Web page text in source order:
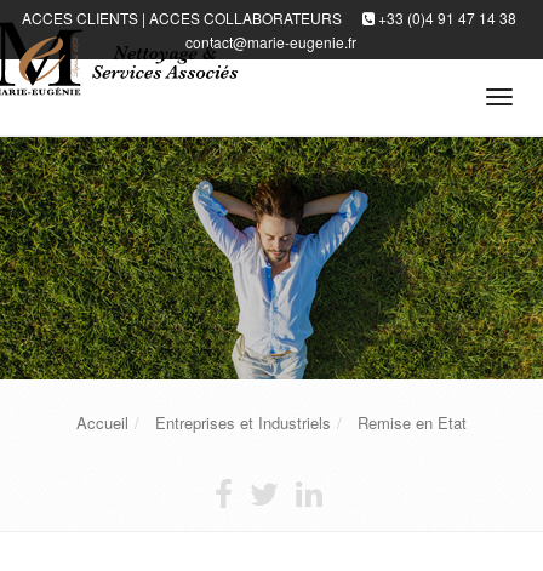
ACCES CLIENTS| ACCES COLLABORATEURS
+33 (0)4 91 47 14 38
contact@marie-eugenie.fr
Accueil Entreprises et Industriels Remise en Etat